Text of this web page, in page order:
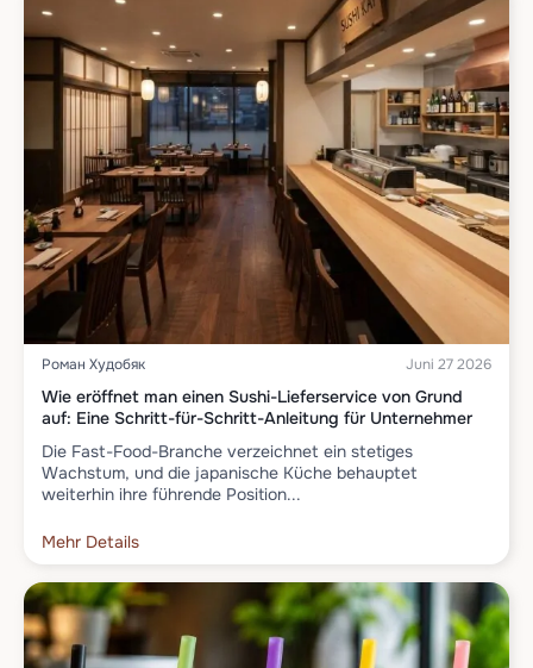
Роман Худобяк Juni 27 2026
Wie eröffnet man einen Sushi-Lieferservice von Grund
auf: Eine Schritt-für-Schritt-Anleitung für Unternehmer
Die Fast-Food-Branche verzeichnet ein stetiges
Wachstum, und die japanische Küche behauptet
weiterhin ihre führende Position...
Mehr Details